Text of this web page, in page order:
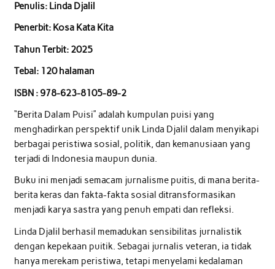
Penulis: Linda Djalil
Penerbit: Kosa Kata Kita
Tahun Terbit: 2025
Tebal: 120 halaman
ISBN : 978-623-8105-89-2
“Berita Dalam Puisi” adalah kumpulan puisi yang
menghadirkan perspektif unik Linda Djalil dalam menyikapi
berbagai peristiwa sosial, politik, dan kemanusiaan yang
terjadi di Indonesia maupun dunia.
Buku ini menjadi semacam jurnalisme puitis, di mana berita-
berita keras dan fakta-fakta sosial ditransformasikan
menjadi karya sastra yang penuh empati dan refleksi.
Linda Djalil berhasil memadukan sensibilitas jurnalistik
dengan kepekaan puitik. Sebagai jurnalis veteran, ia tidak
hanya merekam peristiwa, tetapi menyelami kedalaman